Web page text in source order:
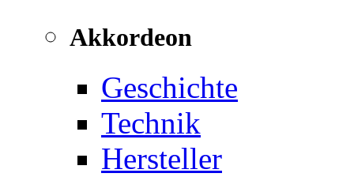
Akkordeon
Geschichte
Technik
Hersteller